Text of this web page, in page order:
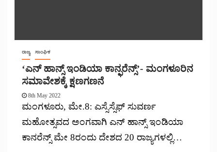
ರಾಜ್ಯ ಸಾಂಘಿಕ
‘ಎನ್ ಹಾನ್ಸ್ ಇಂಡಿಯಾ ಕಾನ್ಫರೆನ್ಸ್’- ಮಂಗಳೂರಿನ
ಸಮಾವೇಶಕ್ಕೆ ಕ್ಷಣಗಣನೆ
8th May 2022
ಮಂಗಳೂರು, ಮೇ.8: ಎಸ್ಸೆಸ್ಸೆಫ್ ಸುವರ್ಣ
ಮಹೋತ್ಸವದ ಅಂಗವಾಗಿ ಎನ್ ಹಾನ್ಸ್ ಇಂಡಿಯಾ
ಕಾನರೆನ್ಸ್ ಮೇ 8ರಂದು ದೇಶದ 20 ರಾಜ್ಯಗಳಲ್ಲಿ…